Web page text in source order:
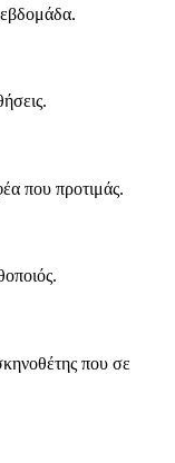
που προτιμάς.
που σε